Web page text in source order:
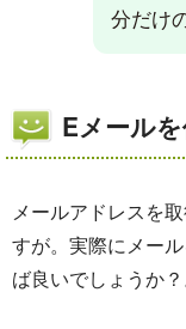
分だけ
Eメール
メールアドレスを
すが。実際にメー
ば良いでしょうか？